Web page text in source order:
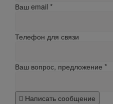
Ваш email *
Телефон для связи
Ваш вопрос, предложение *
Написать сообщение